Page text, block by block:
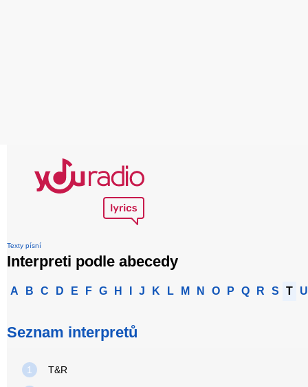
Texty písní
Interpreti podle abecedy
A B C D E F G H J K L M N O P Q R S T U
Seznam interpretů
1 T&R